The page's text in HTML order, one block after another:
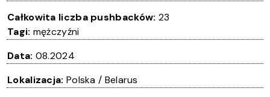
Całkowita liczba pushbacków: 23
Tagi: mężczyźni
Data: 08.2024
Lokalizacja: Polska / Belarus